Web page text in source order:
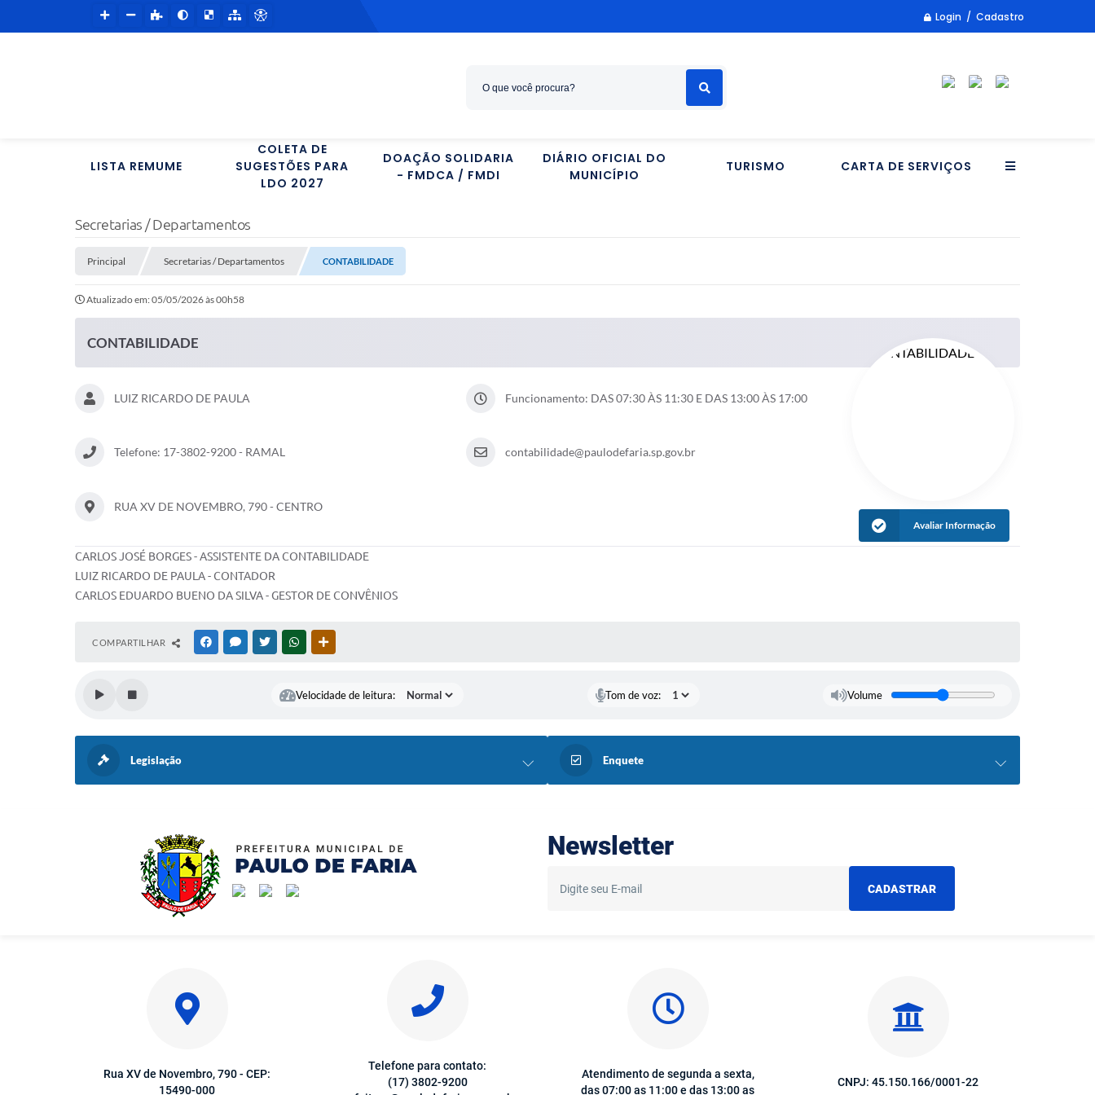
Login / Cadastro
LISTA REMUME
COLETA DE
SUGESTÕES PARA
LDO 2027
DOAÇÃO SOLIDARIA
- FMDCA / FMDI
DIÁRIO OFICIAL DO
MUNICÍPIO
TURISMO CARTA DE SERVIÇOS
Secretarias / Departamentos
Principal Secretarias / Departamentos CONTABILIDADE
Atualizado em: 05/05/2026 às 00h58
CONTABILIDADE
LUIZ RICARDO DE PAULA Funcionamento: DAS 07:30 ÀS 11:30 E DAS 13:00 ÀS 17:00
Telefone: 17-3802-9200 - RAMAL contabilidade@paulodefaria.sp.gov.br
RUA XV DE NOVEMBRO, 790 - CENTRO
Avaliar Informação
CARLOS JOSÉ BORGES - ASSISTENTE DA CONTABILIDADE
LUIZ RICARDO DE PAULA - CONTADOR
CARLOS EDUARDO BUENO DA SILVA - GESTOR DE CONVÊNIOS
COMPARTILHAR FACEBOOKMESSENGER
TWITTERWHATSAPP
Velocidade de leitura: Tom de voz: Volume
Legislação Enquete
Newsletter
CADASTRAR
Rua XV de Novembro, 790 - CEP:
15490-000
Telefone para contato:
(17) 3802-9200
Atendimento de segunda a sexta,
das 07:00 as 11:00 e das 13:00 as
CNPJ: 45.150.166/0001-22